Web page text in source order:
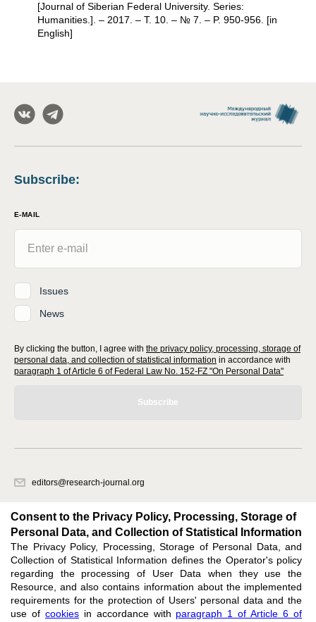
[Journal of Siberian Federal University. Series:
Humanities.]. – 2017. – T. 10. – № 7. – P. 950-956. [in
English]
Subscribe:
E-MAIL
Issues
News
By clicking the button, I agree with the privacy policy, processing, storage of
personal data, and collection of statistical information in accordance with
paragraph 1 of Article 6 of Federal Law No. 152-FZ "On Personal Data"
Subscribe
editors@research-journal.org
office 1
Feedback
Consent to the Privacy Policy, Processing, Storage of
Personal Data, and Collection of Statistical Information
The Privacy Policy, Processing, Storage of Personal Data, and
Collection of Statistical Information defines the Operator's policy
regarding the processing of User Data when they use the
Resource, and also contains information about the implemented
requirements for the protection of Users' personal data and the
use of cookiesin accordance with paragraph 1 of Article 6 of